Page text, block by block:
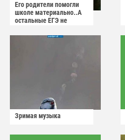
Его родители помогли
школе материально..А
остальные ЕГЭ не
Зримая музыка